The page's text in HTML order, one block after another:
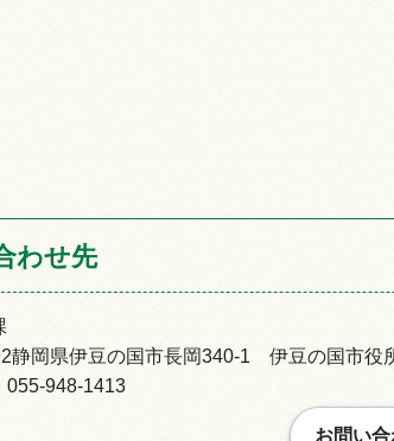
わせ先
静岡県伊豆の国市長岡340-1 伊豆の国市役
055-948-1413